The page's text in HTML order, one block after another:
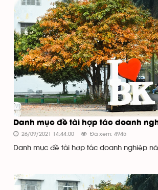
Danh mục đề tài hợp tác doanh
26/09/2021 14:44:00 Đã xem: 4945
Danh mục đề tài hợp tác doanh nghiệp